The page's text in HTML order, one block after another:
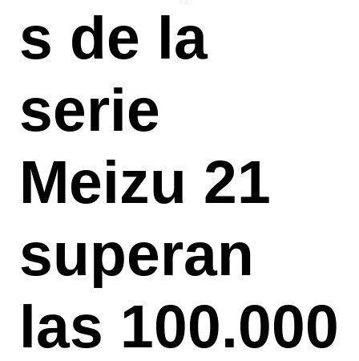
s de la
serie
Meizu 21
superan
las 100.000